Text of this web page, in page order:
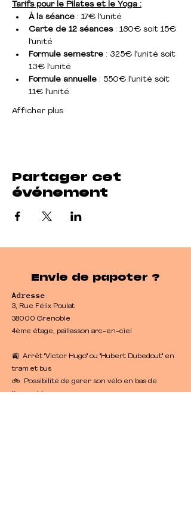
Tarifs pour le Pilates et le Yoga :
À la séance : 17€ l’unité
Carte de 12 séances : 180€ soit 15€
l’unité
Formule semestre : 325€ l’unité soit
13€ l’unité
Formule annuelle : 550€ l’unité soit
11€ l’unité
Afficher plus
Partager cet
événement
Envie de papoter ?
Adresse
3, Rue Félix Poulat
38000 Grenoble
4ème étage, paillasson arc-en-ciel
🚉 Arrêt "Victor Hugo" ou "Hubert Dubedout" en
tram et bus
🚲 Possibilité de garer son vélo en bas de
l'immeuble